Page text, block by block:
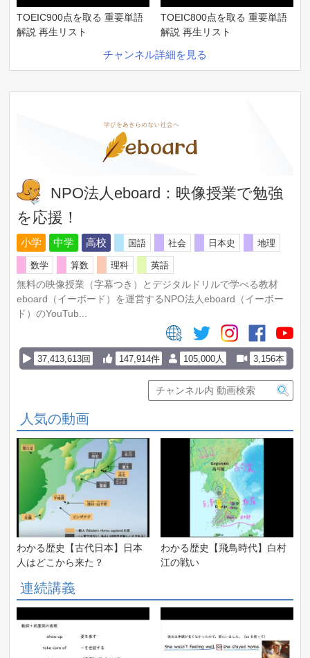
TOEIC900点を取る 重要単語
解説 再生リスト
TOEIC800点を取る 重要単語
解説 再生リスト
チャンネル詳細を見る
NPO法人eboard：映像授業で勉強
を応援！
小学 中学 高校 国語 社会 日本史 地理
数学 算数 理科
英語
無料の映像授業（字幕つき）とデジタルドリルで学べる教材
eboard（イーボード）を運営するNPO法人eboard（イーボー
ド）のYouTub...
105,000人 3,156本
37,413,613回 147,914件
人気の動画
わかる歴史【古代日本】日本
人はどこから来た？
わかる歴史【飛鳥時代】白村
江の戦い
連続講義